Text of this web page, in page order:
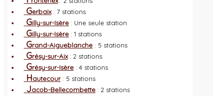
Gerbaix: 7 stations
Gilly-sur-Isère : Une seule station
Gilly-sur-Isère : 1 stations
Grand-Aigueblanche : 5 stations
Grésy-sur-Aix: 2 stations
Grésy-sur-Isère : 4 stations
Hautecour: 5 stations
Jacob-Bellecombette : 2 stations